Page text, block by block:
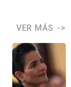
VER MÁS